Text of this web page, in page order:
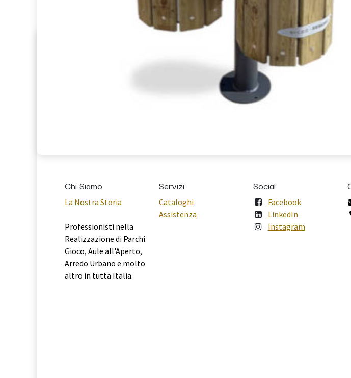
Chi Siamo
La Nostra Storia
Professionisti nella
Realizzazione di Parchi
Gioco, Aule all'Aperto,
Arredo Urbano e molto
altro in tutta Italia.
Servizi
Cataloghi
Assistenza
Social
Facebook
LinkedIn
Instagram